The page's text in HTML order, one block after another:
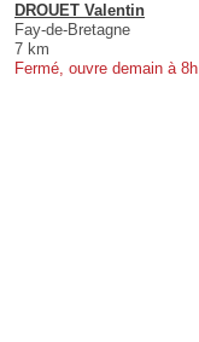
DROUET Valentin
Fay-de-Bretagne
7 km
Fermé, ouvre demain à 8h